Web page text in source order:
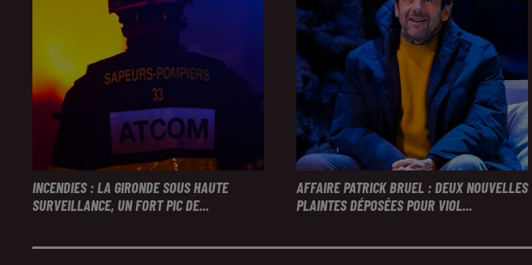
INCENDIES : LA GIRONDE SOUS HAUTE
SURVEILLANCE, UN FORT PIC DE...
AFFAIRE PATRICK BRUEL : DEUX NOUVELLES
PLAINTES DÉPOSÉES POUR VIOL...